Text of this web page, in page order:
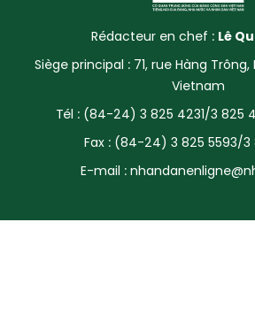
Rédacteur en chef : Lê
Siège principal : 71, rue Hàng Trông,
Vietnam
Tél : (84-24) 3 825 4231/3 825
Fax : (84-24) 3 825 5593/3
E-mail :